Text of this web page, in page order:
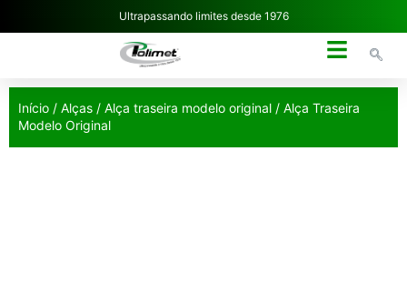
Ultrapassando limites desde 1976
Início / Alças / Alça traseira modelo original / Alça Traseira
Modelo Original